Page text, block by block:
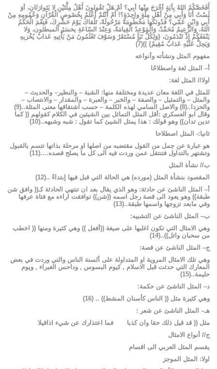
أَفَخَصَّكُمُ اللهُ بِآيَةٍ أخْرَجَ مِنْها أبِي؟ أمْ هَلْ تَقُولونَ أَهْلُ مِلَّتَيْنِ لا يَتَوارَثَانِ، أوَ
لَسْتُ أَنَا وَأَبِي مِنْ أَهْلِ مِلَّةٍ واحِدَةٍ؟! أَمْ أَنْتُمْ أَعْلَمُ بِخُصُوصِ الْقُرْآنِ وَعُمُومِهِ مِنْ
أَبِي وَابْنِ عَمّي؟ فَدُونَكَها مَخْطُومَةً مَرْحُولَةً، تَلْقاكَ يَوْمَ حَشْرِكَ، فَنِعْمَ الْحَكَمُ
اللهُ، وَالزَّعِيمُ مُحَمَّدٌ، وَالْمَوْعِدُ الْقِيامَةُ، وَعِنْدَ السّاعَةِ يخسَرُ المبطلون، وَلا
يَنْفَعُكُمْ إذْ تَنْدَمُونَ، {وَلِكُلِّ نَبَأٍ مُسْتَقَرٌ وَسَوْفَ تَعْلَمُونَ مَنْ يَأْتِيهِ عَذابٌ يُخْزيهِ
وَيَحِلُّ عَلَيْهِ عَذابٌ مُقِيمٌ}
))(
7
)
مفهوم المثل ونشأته وأنواعه
أ– المثل لغة واصطلاحًا
اولا// المثل لغة:
للمثل في اللغة معان عديدة ومختلفة منها: الشبة – والنظير – والحديث –
والمثل – والتمثيل – والصفة – والخبر – والعبرة – والمقدار – والانتصاب –
والحزدا ..
(
8
) والاصل السامي لهذه الكلمة – حسب اشتقاقها معنى المثلة..
(
9
)
وقال
ابو العسكري : أقل المثل التماثل بين الشيئين في الكلام كقولهم (( كما
تدين تدان)) وهو قولك : هذا يمثل الشيئ كما تقول : شبه وشبهه..
(
10
)
ثانيا:- المثل اصطلاحا
هو عبارة عن جمل من القول مقتضبه من اصلها او مرحلة بذاتها تتسم بالقبول
وتشتهر بالتداول فتنتقل عمن وردت فيه الى كل ما يصلح قصده….
(
11
)
ب// نشأة المثل
المقصود بنشأة المثل (مورده) هي الحالة التي قبل فيها إبتداءً ..
(
12
)
أ– المثل الناشئ عن حادثة: وهو الذي يقال بعد ان تنتهي الحادثة كـ(( وافق شن
طبقة)) وهو يعود الى قصة رجل اسمه ((شن)) توافقت اراءه مع فتاة عرفها
وفي مابعد تزوجها واسمها طبقة..
(
13
)
ب– المثل الناشئ عن التشبيه:
وهي الامثال التي تكون اغلبها على صيغة ((أفعل )) وهي كثيرة ومنها (( اخطب
من سحبان وائل))..
(
14
)
ج– المثل الناشئ عن قصة:
وهي تلك الامثال المروية او المتداولة على ألسنة الناس والتي وردت في بعض
المعارك التي حدثت قبل الاسلام ,كيوم البسوس , وداحس الغبراء , ويوم
حليمة..
(
15
)
د– المثل الناشئ عن حكمة:
وهي كثيرة مثل (( الناس كأسنان المشط)) ..
(
16
)
هـ– المثل الناشئ عن شعر :
مثل (( قد قيل ذلك حقا وان كذبا فما اعتذارك عن شيء اذاقيلا
ج// أنواع الامثال
يقسم المثل العربي الى اقسام
اولا: المثل الموجز